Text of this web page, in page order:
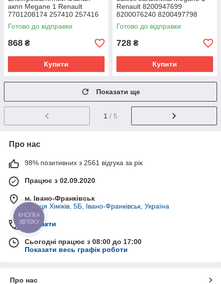
акпп Megane 1 Renault
7701208174 257410 257416
2574.10
Готово до відправки
868 ₴
Купити
Renault 8200947699
8200076240 8200497798
8200497798B
Готово до відправки
728 ₴
Купити
Показати ще
1 / 5
Про нас
98% позитивних з 2561 відгука за рік
Працює з 02.09.2020
м. Івано-Франківськ
вулиця Хіміків, 5Б, Івано-Франківськ, Україна
Контакти
Сьогодні працює з 08:00 до 17:00
Показати весь графік роботи
Про нас
КНОПКА
ЗВ'ЯЗКУ